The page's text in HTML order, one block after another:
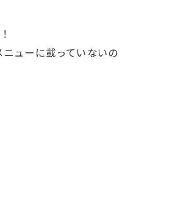
ューに載っていないの